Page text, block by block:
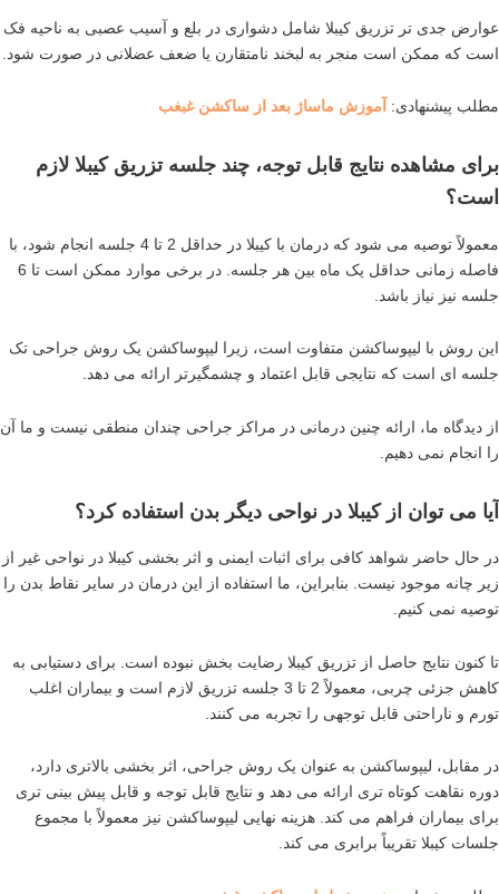
عوارض جدی تر تزریق کیبلا شامل دشواری در بلع و آسیب عصبی به ناحیه فک
است که ممکن است منجر به لبخند نامتقارن یا ضعف عضلانی در صورت شود.
مطلب پیشنهادی: آموزش ماساژ بعد از ساکشن غبغب
برای مشاهده نتایج قابل توجه، چند جلسه تزریق کیبلا لازم
است؟
معمولاً توصیه می شود که درمان با کیبلا در حداقل 2 تا 4 جلسه انجام شود، با
فاصله زمانی حداقل یک ماه بین هر جلسه. در برخی موارد ممکن است تا 6
جلسه نیز نیاز باشد.
این روش با لیپوساکشن متفاوت است، زیرا لیپوساکشن یک روش جراحی تک
جلسه ای است که نتایجی قابل اعتماد و چشمگیرتر ارائه می دهد.
از دیدگاه ما، ارائه چنین درمانی در مراکز جراحی چندان منطقی نیست و ما آن
را انجام نمی دهیم.
آیا می توان از کیبلا در نواحی دیگر بدن استفاده کرد؟
در حال حاضر شواهد کافی برای اثبات ایمنی و اثر بخشی کیبلا در نواحی غیر از
زیر چانه موجود نیست. بنابراین، ما استفاده از این درمان در سایر نقاط بدن را
توصیه نمی کنیم.
تا کنون نتایج حاصل از تزریق کیبلا رضایت بخش نبوده است. برای دستیابی به
کاهش جزئی چربی، معمولاً 2 تا 3 جلسه تزریق لازم است و بیماران اغلب
تورم و ناراحتی قابل توجهی را تجربه می کنند.
در مقابل، لیپوساکشن به عنوان یک روش جراحی، اثر بخشی بالاتری دارد،
دوره نقاهت کوتاه تری ارائه می دهد و نتایج قابل توجه و قابل پیش بینی تری
برای بیماران فراهم می کند. هزینه نهایی لیپوساکشن نیز معمولاً با مجموع
جلسات کیبلا تقریباً برابری می کند.